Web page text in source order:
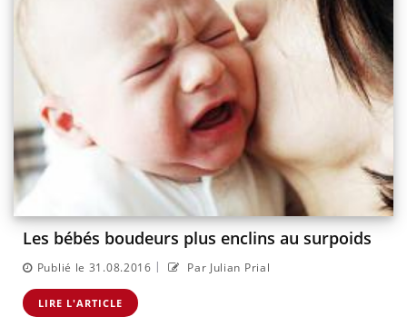
Les bébés boudeurs plus enclins au surpoids
Publié le 31.08.2016 | Par Julian Prial
LIRE L'ARTICLE